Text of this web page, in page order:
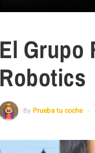
El Grupo
Robotics
By Prueba tu coche